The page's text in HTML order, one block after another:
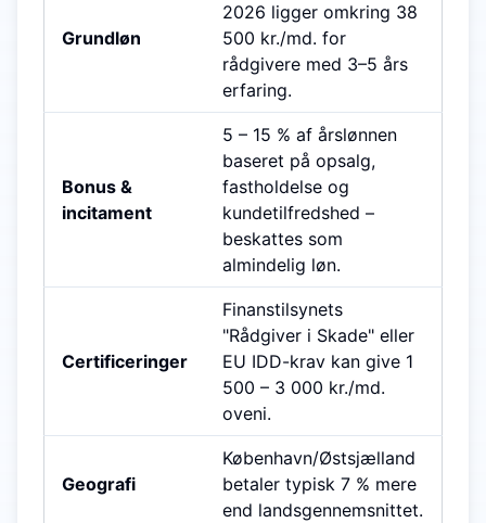
Grundløn
2026 ligger omkring 38
500 kr./md. for
rådgivere med 3–5 års
erfaring.
Bonus &
incitament
5 – 15 % af års­lønnen
baseret på opsalg,
fastholdelse og
kundetilfredshed –
beskattes som
almindelig løn.
Certificeringer
Finanstilsynets
"Rådgiver i Skade" eller
EU IDD-krav kan give 1
500 – 3 000 kr./md.
oveni.
Geografi
København/Øst­sjælland
betaler typisk 7 % mere
end lands­gennemsnittet.